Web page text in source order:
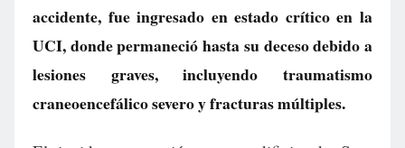
accidente, fue ingresado en estado crítico en la
UCI, donde permaneció hasta su deceso debido a
lesiones graves, incluyendo traumatismo
craneoencefálico severo y fracturas múltiples.